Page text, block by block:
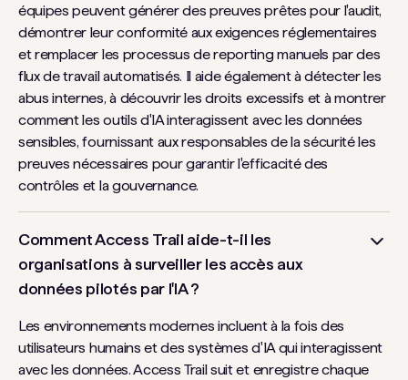
équipes peuvent générer des preuves prêtes pour l'audit,
démontrer leur conformité aux exigences réglementaires
et remplacer les processus de reporting manuels par des
flux de travail automatisés. Il aide également à détecter les
abus internes, à découvrir les droits excessifs et à montrer
comment les outils d'IA interagissent avec les données
sensibles, fournissant aux responsables de la sécurité les
preuves nécessaires pour garantir l'efficacité des
contrôles et la gouvernance.
Comment Access Trail aide-t-il les
organisations à surveiller les accès aux
données pilotés par l'IA ?
Les environnements modernes incluent à la fois des
utilisateurs humains et des systèmes d'IA qui interagissent
avec les données. Access Trail suit et enregistre chaque